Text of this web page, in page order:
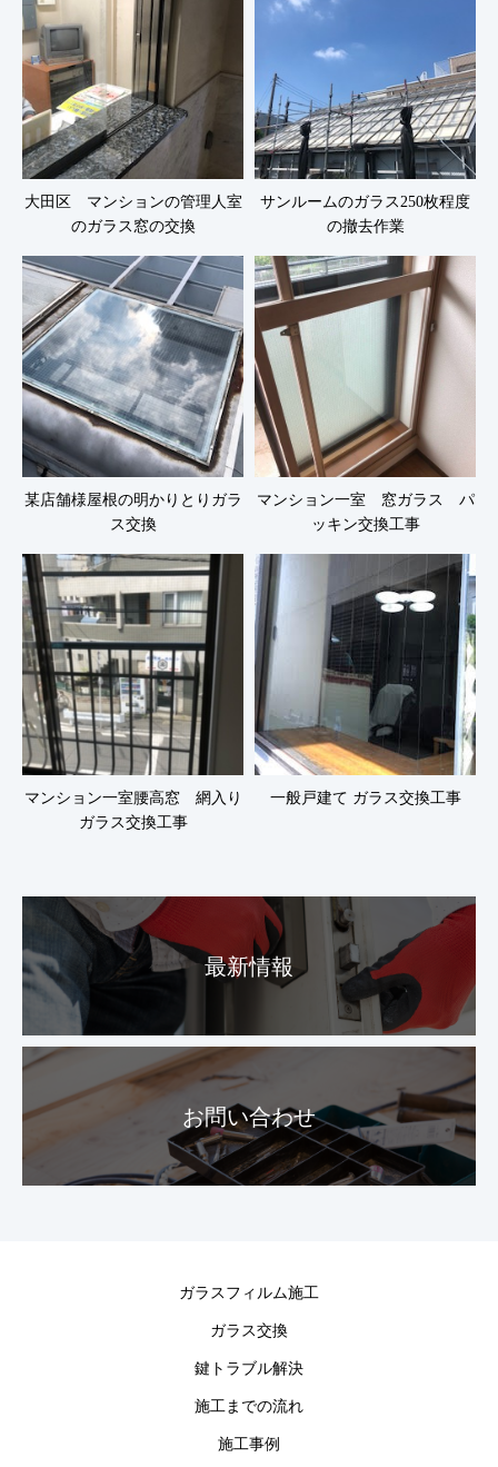
大田区 マンションの管理人室
のガラス窓の交換
サンルームのガラス250枚程度
の撤去作業
某店舗様屋根の明かりとりガラ
ス交換
マンション一室 窓ガラス パ
ッキン交換工事
マンション一室腰高窓 網入り
ガラス交換工事
一般戸建て ガラス交換工事
最新情報
お問い合わせ
ガラスフィルム施工
ガラス交換
鍵トラブル解決
施工までの流れ
施工事例